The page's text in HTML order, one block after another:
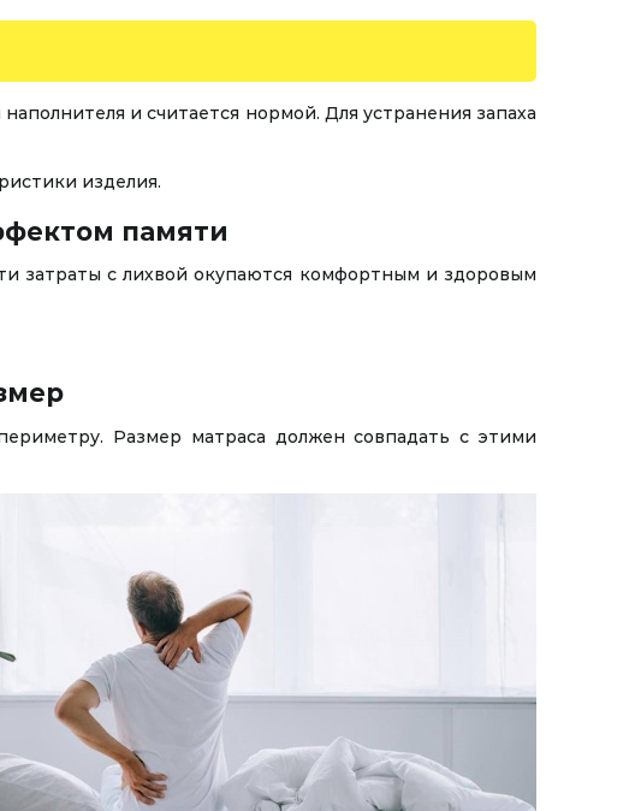
и считается нормой. Для устранения запаха
изделия.
памяти
затраты с лихвой окупаются комфортным и здоровым
Размер матраса должен совпадать с этими